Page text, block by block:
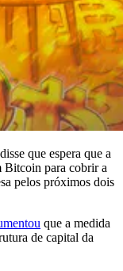
que espera que a
Bitcoin para cobrir a
pelos próximos dois
que a medida
de capital da